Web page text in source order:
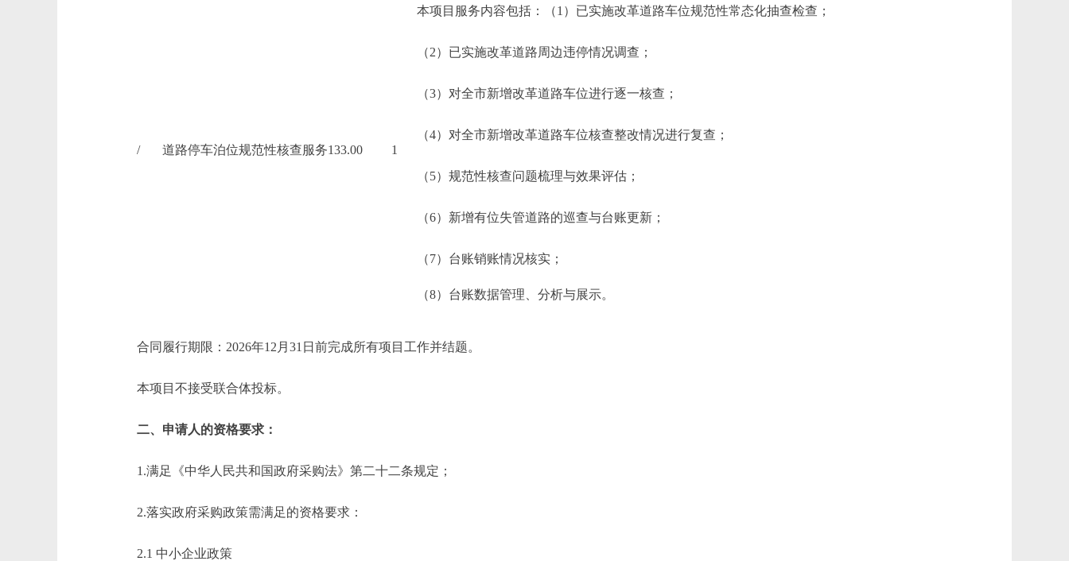
/ 道路停车泊位规范性核查服务133.00 1
本项目服务内容包括：（1）已实施改革道路车位规范性常态化抽查检查；
（2）已实施改革道路周边违停情况调查；
（3）对全市新增改革道路车位进行逐一核查；
（4）对全市新增改革道路车位核查整改情况进行复查；
（5）规范性核查问题梳理与效果评估；
（6）新增有位失管道路的巡查与台账更新；
（7）台账销账情况核实；
（8）台账数据管理、分析与展示。
合同履行期限：2026年12月31日前完成所有项目工作并结题。
本项目不接受联合体投标。
二、申请人的资格要求：
1.满足《中华人民共和国政府采购法》第二十二条规定；
2.落实政府采购政策需满足的资格要求：
2.1 中小企业政策